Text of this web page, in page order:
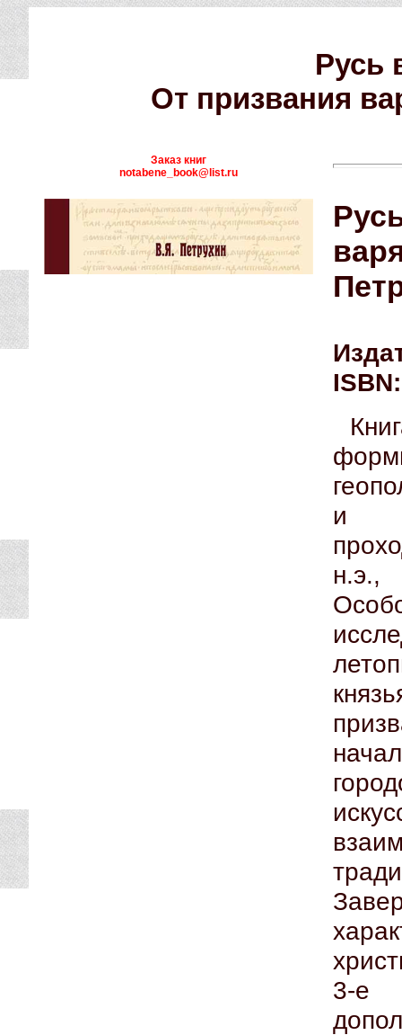
Русь
От призвания
Заказ книг
notabene_book@list.ru
и
н.э.,
3-е